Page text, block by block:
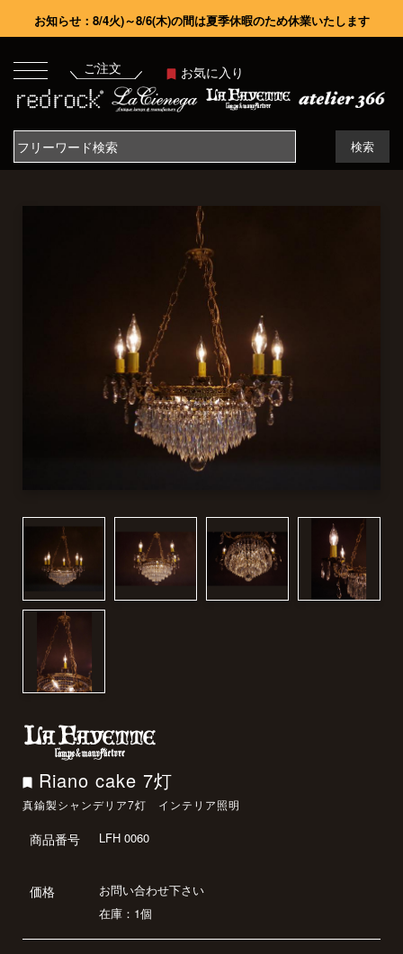
お知らせ：8/4火)～8/6(木)の間は夏季休暇のため休業いたします
ご注文 お気に入り
検索
Riano cake 7灯
真鍮製シャンデリア7灯 インテリア照明
商品番号 LFH 0060
価格
お問い合わせ下さい
在庫：1個